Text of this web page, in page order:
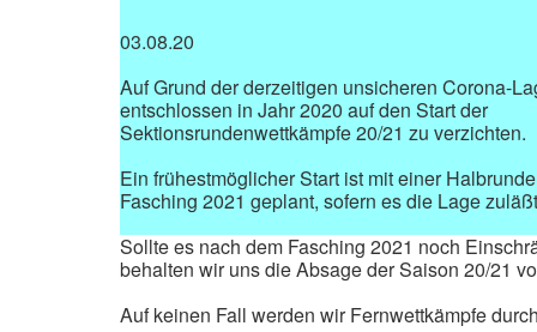
03.08.20
Auf Grund der derzeitigen unsicheren Corona-
entschlossen in Jahr 2020 auf den Start der
Sektionsrundenwettkämpfe 20/21 zu verzichten.
Ein frühestmöglicher Start ist mit einer
Fasching 2021 geplant, sofern es die Lage
Sollte es nach dem Fasching 2021 noch
behalten wir uns die Absage der Saison 20/21
Auf keinen Fall werden wir Fernwettkämpfe